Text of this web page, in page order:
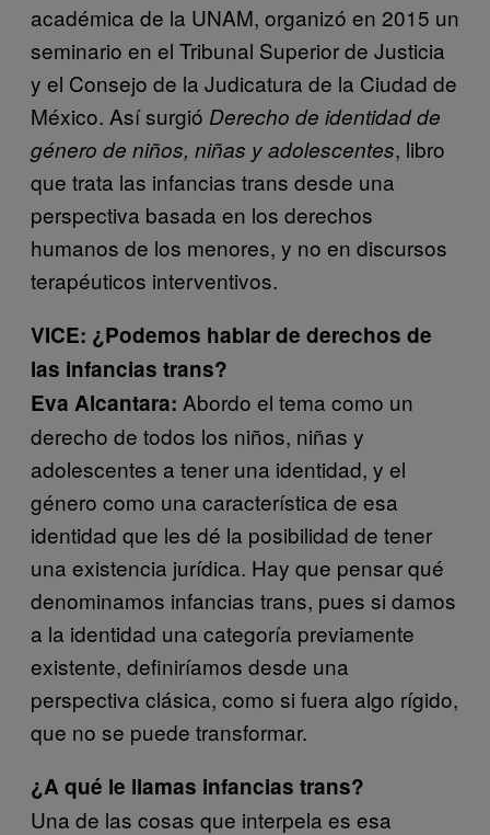
académica de la UNAM, organizó en 2015 un
seminario en el Tribunal Superior de Justicia
y el Consejo de la Judicatura de la Ciudad de
México. Así surgió Derecho de identidad de
género de niños, niñas y adolescentes, libro
que trata las infancias trans desde una
perspectiva basada en los derechos
humanos de los menores, y no en discursos
terapéuticos interventivos.
VICE: ¿Podemos hablar de derechos de
las infancias trans?
Eva Alcantara: Abordo el tema como un
derecho de todos los niños, niñas y
adolescentes a tener una identidad, y el
género como una característica de esa
identidad que les dé la posibilidad de tener
una existencia jurídica. Hay que pensar qué
denominamos infancias trans, pues si damos
a la identidad una categoría previamente
existente, definiríamos desde una
perspectiva clásica, como si fuera algo rígido,
que no se puede transformar.
¿A qué le llamas infancias trans?
Una de las cosas que interpela es esa